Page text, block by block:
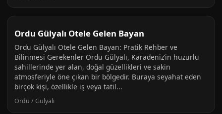
Ordu Gülyalı Otele Gelen Bayan
Ordu Gülyalı Otele Gelen Bayan: Pratik Rehber ve
Bilinmesi Gerekenler Ordu Gülyalı, Karadeniz’in huzurlu
sahillerinde yer alan, doğal güzellikleri ve sakin
atmosferiyle öne çıkan bir bölgedir. Buraya seyahat eden
birçok kişi, özellikle iş veya tatil...
Ordu / Gülyalı